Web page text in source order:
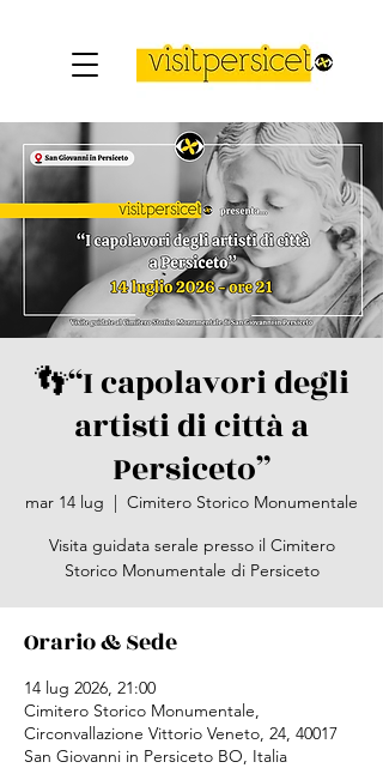
👣“I capolavori degli
artisti di città a
Persiceto”
mar 14 lug
  |
Cimitero Storico Monumentale
Visita guidata serale presso il Cimitero
Storico Monumentale di Persiceto
Orario & Sede
14 lug 2026, 21:00
Cimitero Storico Monumentale,
Circonvallazione Vittorio Veneto, 24, 40017
San Giovanni in Persiceto BO, Italia